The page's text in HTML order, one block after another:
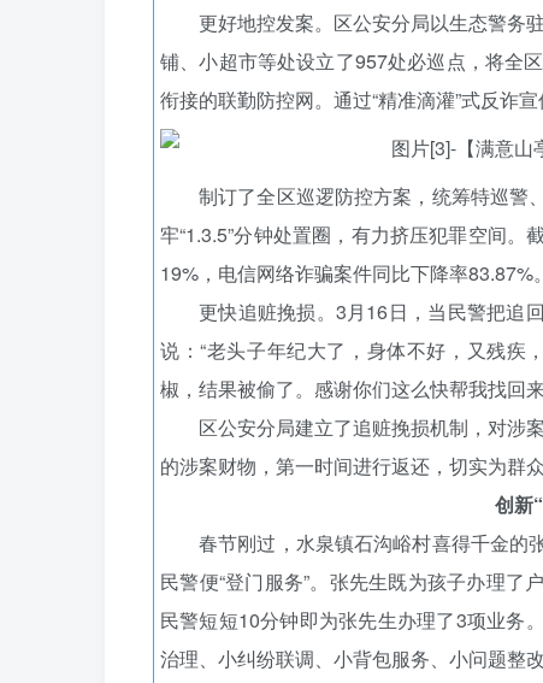
更好地控发案。区公安分局以生态警务
铺、小超市等处设立了957处必巡点，将全
衔接的联勤防控网。通过“精准滴灌”式反诈
制订了全区巡逻防控方案，统筹特巡警
牢“1.3.5”分钟处置圈，有力挤压犯罪空间
19%，电信网络诈骗案件同比下降率83.87%。
更快追赃挽损。3月16日，当民警把追
说：“老头子年纪大了，身体不好，又残疾
椒，结果被偷了。感谢你们这么快帮我找回
区公安分局建立了追赃挽损机制，对涉
的涉案财物，第一时间进行返还，切实为群
创新
春节刚过，水泉镇石沟峪村喜得千金的
民警便“登门服务”。张先生既为孩子办理了
民警短短10分钟即为张先生办理了3项业务
治理、小纠纷联调、小背包服务、小问题整